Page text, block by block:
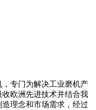
专门为解决工业磨机产
欧洲先进技术并结合我
理念和市场需求，经过